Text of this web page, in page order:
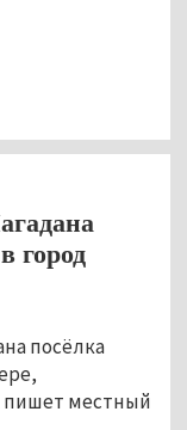
город
посёлка
пишет местный